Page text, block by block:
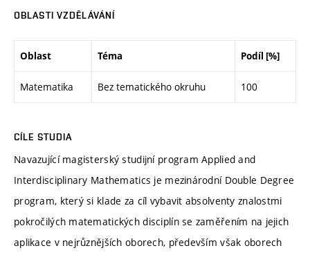
OBLASTI VZDĚLÁVÁNÍ
Oblast Téma Podíl [%]
Matematika Bez tematického okruhu 100
CÍLE STUDIA
Navazující magisterský studijní program Applied and
Interdisciplinary Mathematics je mezinárodní Double Degree
program, který si klade za cíl vybavit absolventy znalostmi
pokročilých matematických disciplín se zaměřením na jejich
aplikace v nejrůznějších oborech, především však oborech